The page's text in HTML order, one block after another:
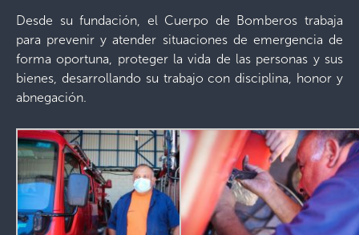
Desde su fundación, el Cuerpo de Bomberos trabaja
para prevenir y atender situaciones de emergencia de
forma oportuna, proteger la vida de las personas y sus
bienes, desarrollando su trabajo con disciplina, honor y
abnegación.